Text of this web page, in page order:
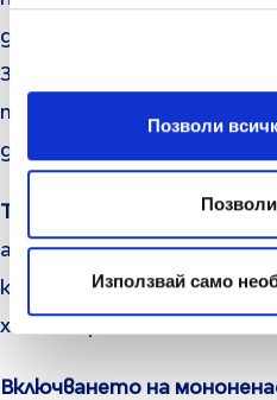
Позволи
Използвай само
доведе до намаляване на
Загубата на
тези около корема, може
добрия холестерол.
аеробните, включително
колоездене, повишават
холестерол.
Включването на